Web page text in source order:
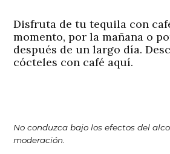
Disfruta de tu tequila con
momento, por la mañana o
después de un largo día.
cócteles con café aquí.
No conduzca bajo los efectos del
moderación.